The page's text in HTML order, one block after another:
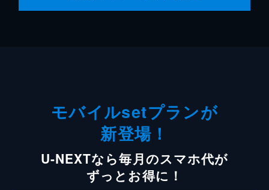
モバイルsetプランが
新登場！
U-NEXTなら毎月のスマホ代が
ずっとお得に！